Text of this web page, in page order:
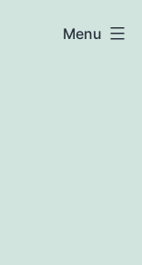
Menu